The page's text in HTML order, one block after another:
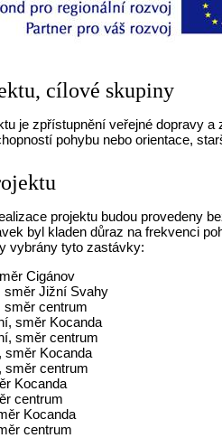
cílové skupiny
je zpřístupnění veřejné dopravy
pohybu nebo orientace,
projektu budou provedeny
byl kladen důraz na frekvenci
vybrány tyto zastávky:
Cigánov
směr Jižní Svahy
směr centrum
směr Kocanda
směr centrum
směr Kocanda
směr centrum
Kocanda
centrum
Kocanda
centrum